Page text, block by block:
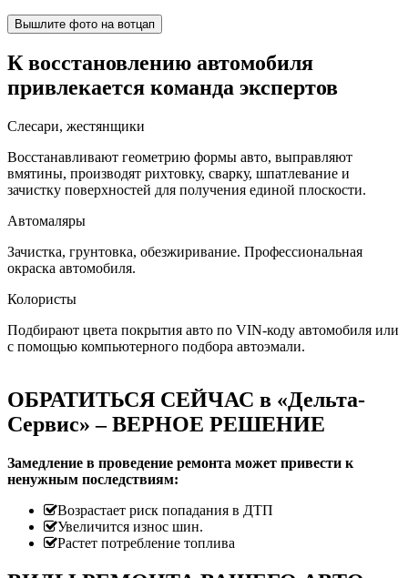
Вышлите фото на вотцап
К восстановлению автомобиля
привлекается команда экспертов
Слесари, жестянщики
Восстанавливают геометрию формы авто, выправляют
вмятины, производят рихтовку, сварку, шпатлевание и
зачистку поверхностей для получения единой плоскости.
Автомаляры
Зачистка, грунтовка, обезжиривание. Профессиональная
окраска автомобиля.
Колористы
Подбирают цвета покрытия авто по VIN-коду автомобиля или
с помощью компьютерного подбора автоэмали.
ОБРАТИТЬСЯ СЕЙЧАС в «Дельта-
Сервис» – ВЕРНОЕ РЕШЕНИЕ
Замедление в проведение ремонта может привести к
ненужным последствиям:
Возрастает риск попадания в ДТП
Увеличится износ шин.
Растет потребление топлива